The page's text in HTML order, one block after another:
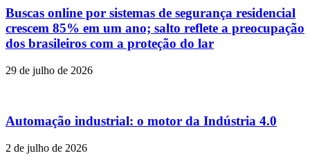
Buscas online por sistemas de segurança residencial
crescem 85% em um ano; salto reflete a preocupação
dos brasileiros com a proteção do lar
29 de julho de 2026
Automação industrial: o motor da Indústria 4.0
2 de julho de 2026